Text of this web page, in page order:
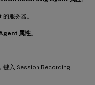
服务器。
属性。
键入 Session Recording